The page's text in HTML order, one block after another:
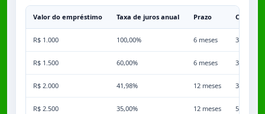
Valor do empréstimo Taxa de juros anual Prazo
R$ 1.000 100,00% 6 meses 3,50%
R$ 1.500 60,00% 6 meses 3,50%
R$ 2.000 41,98% 12 meses 3,50%
R$ 2.500 35,00% 12 meses 5,00%